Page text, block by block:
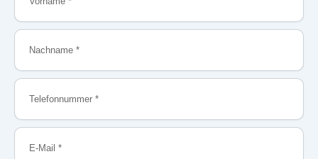
Nachname
Telefonnummer
E-
Mail